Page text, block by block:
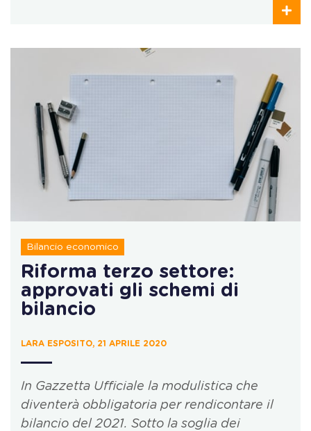
Bilancio economico
Riforma terzo settore:
approvati gli schemi di
bilancio
LARA ESPOSITO, 21 APRILE 2020
In Gazzetta Ufficiale la modulistica che
diventerà obbligatoria per rendicontare il
bilancio del 2021. Sotto la soglia dei